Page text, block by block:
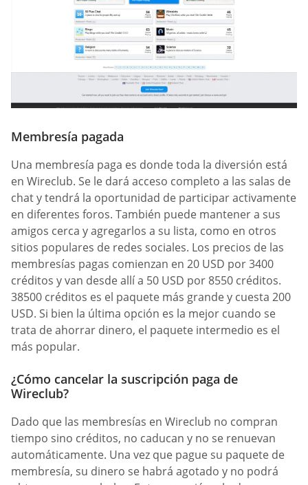
Membresía pagada
Una membresía paga es donde toda la diversión está
en Wireclub. Se le dará acceso completo a las salas de
chat y tendrá la oportunidad de participar activamente
en diferentes foros. También puede mantener a sus
amigos cerca y agregarlos a su lista, como en otros
sitios populares de redes sociales. Los precios de las
membresías pagas comienzan en 20 USD por 3400
créditos y van desde allí a 50 USD por 8550 créditos.
38500 créditos es el paquete más grande y cuesta 200
USD. Si bien la última opción es la mejor cuando se
trata de ahorrar dinero, el paquete intermedio es el
más popular.
¿Cómo cancelar la suscripción paga de
Wireclub?
Dado que las membresías en Wireclub no compran
tiempo sino créditos, no caducan y no se renuevan
automáticamente. Una vez que pague su paquete de
membresía, su dinero se habrá agotado y no podrá